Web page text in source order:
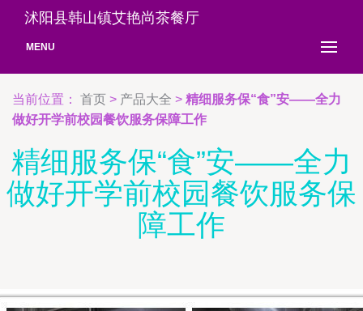
沭阳县韩山镇艾艳尚茶餐厅
MENU
当前位置： 首页 > 产品大全 > 精细服务保“食”安——全力
做好开学前校园餐饮服务保障工作
精细服务保“食”安——全力
做好开学前校园餐饮服务保
障工作